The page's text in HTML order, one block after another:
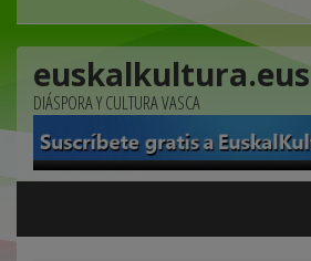
euskalkultura.eus
DIÁSPORA Y CULTURA VASCA